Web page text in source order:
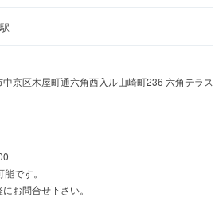
／120分食べ飲み放題コース
ットやムービングライトを常設
ファウンテンなどフォトジェニッ
京区木屋町通六角西入ル山崎町236 六角テラス
です。
お問合せ下さい。